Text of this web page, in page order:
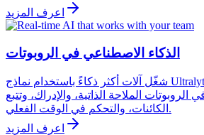
اعرف المزيد
الذكاء الاصطناعي في الروبوتات
شغّل آلات أكثر ذكاءً باستخدام نماذج Ultralytics YOLO. يدفع الذكاء
الروبوتات الملاحة الذاتية، والإدراك، وتتبع
الكائنات، والتحكم في الوقت الفعلي.
اعرف المزيد